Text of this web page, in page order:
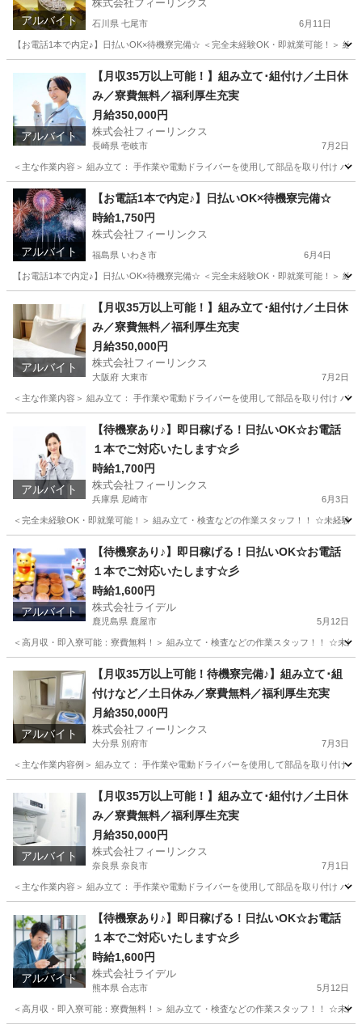
アルバイト
株式会社フィーリンクス
石川県 七尾市 6月11日
【お電話1本で内定♪】日払いOK×待機寮完備☆ ＜完全未経験OK・即就業可能！＞
工場 時給
アルバイト
【月収35万以上可能！】組み立て･組付け／土日休
み／寮費無料／福利厚生充実
月給350,000円
株式会社フィーリンクス
長崎県 壱岐市 7月2日
＜主な作業内容＞ 組み立て： 手作業や電動ドライバーを使用して部品を取り付け バ
長崎 壱岐市 工場 電動
アルバイト
【お電話1本で内定♪】日払いOK×待機寮完備☆
時給1,750円
株式会社フィーリンクス
福島県 いわき市 6月4日
【お電話1本で内定♪】日払いOK×待機寮完備☆ ＜完全未経験OK・即就業可能！＞
工場 時給
アルバイト
【月収35万以上可能！】組み立て･組付け／土日休
み／寮費無料／福利厚生充実
月給350,000円
株式会社フィーリンクス
大阪府 大東市 7月2日
＜主な作業内容＞ 組み立て： 手作業や電動ドライバーを使用して部品を取り付け バ
工場 電動
アルバイト
【待機寮あり♪】即日稼げる！日払いOK☆お電話
１本でご対応いたします☆彡
時給1,700円
株式会社フィーリンクス
兵庫県 尼崎市 6月3日
＜完全未経験OK・即就業可能！＞ 組み立て・検査などの作業スタッフ！！ ☆未経
工場 時給
アルバイト
【待機寮あり♪】即日稼げる！日払いOK☆お電話
１本でご対応いたします☆彡
時給1,600円
株式会社ライデル
鹿児島県 鹿屋市 5月12日
＜高月収・即入寮可能：寮費無料！＞ 組み立て・検査などの作業スタッフ！！
工場 時給
アルバイト
【月収35万以上可能！待機寮完備♪】組み立て･組
付けなど／土日休み／寮費無料／福利厚生充実
月給350,000円
株式会社フィーリンクス
大分県 別府市 7月3日
＜主な作業内容例＞ 組み立て： 手作業や電動ドライバーを使用して部品を取り付け
工場 電動
アルバイト
【月収35万以上可能！】組み立て･組付け／土日休
み／寮費無料／福利厚生充実
月給350,000円
株式会社フィーリンクス
奈良県 奈良市 7月1日
＜主な作業内容＞ 組み立て： 手作業や電動ドライバーを使用して部品を取り付け バ
工場 電動
アルバイト
【待機寮あり♪】即日稼げる！日払いOK☆お電話
１本でご対応いたします☆彡
時給1,600円
株式会社ライデル
熊本県 合志市 5月12日
＜高月収・即入寮可能：寮費無料！＞ 組み立て・検査などの作業スタッフ！！